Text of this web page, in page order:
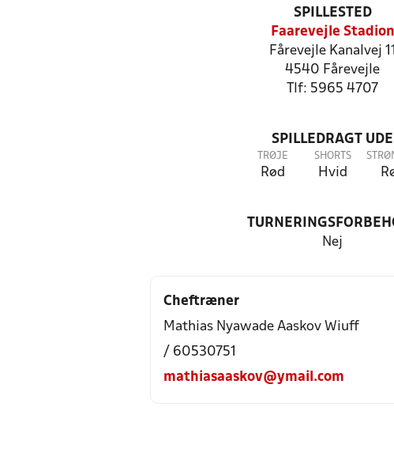
SPILLESTED
Faarevejle Stadion
Fårevejle Kanalvej 11
4540 Fårevejle
Tlf: 5965 4707
SPILLEDRAGT UDE
TRØJE
Rød
SHORTS
Hvid
Nej
Cheftræner
Mathias Nyawade Aaskov Wiuff
/ 60530751
mathiasaaskov@ymail.com